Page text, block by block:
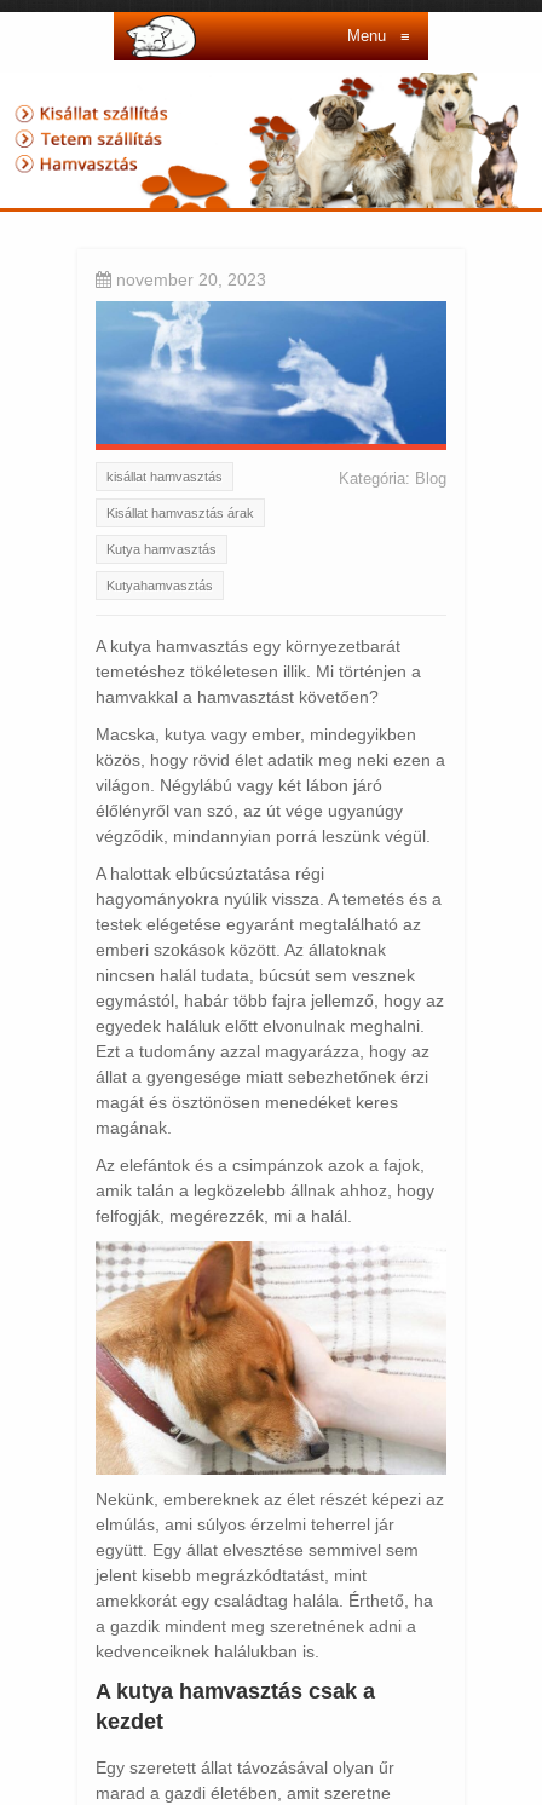
Menu≡
november 20, 2023
kisállat hamvasztás
Kisállat hamvasztás árak
Kutya hamvasztás
Kutyahamvasztás
Kategória: Blog
A kutya hamvasztás egy környezetbarát
temetéshez tökéletesen illik. Mi történjen a
hamvakkal a hamvasztást követően?
Macska, kutya vagy ember, mindegyikben
közös, hogy rövid élet adatik meg neki ezen a
világon. Négylábú vagy két lábon járó
élőlényről van szó, az út vége ugyanúgy
végződik, mindannyian porrá leszünk végül.
A halottak elbúcsúztatása régi
hagyományokra nyúlik vissza. A temetés és a
testek elégetése egyaránt megtalálható az
emberi szokások között. Az állatoknak
nincsen halál tudata, búcsút sem vesznek
egymástól, habár több fajra jellemző, hogy az
egyedek haláluk előtt elvonulnak meghalni.
Ezt a tudomány azzal magyarázza, hogy az
állat a gyengesége miatt sebezhetőnek érzi
magát és ösztönösen menedéket keres
magának.
Az elefántok és a csimpánzok azok a fajok,
amik talán a legközelebb állnak ahhoz, hogy
felfogják, megérezzék, mi a halál.
Nekünk, embereknek az élet részét képezi az
elmúlás, ami súlyos érzelmi teherrel jár
együtt. Egy állat elvesztése semmivel sem
jelent kisebb megrázkódtatást, mint
amekkorát egy családtag halála. Érthető, ha
a gazdik mindent meg szeretnének adni a
kedvenceiknek halálukban is.
A kutya hamvasztás csak a
kezdet
Egy szeretett állat távozásával olyan űr
marad a gazdi életében, amit szeretne